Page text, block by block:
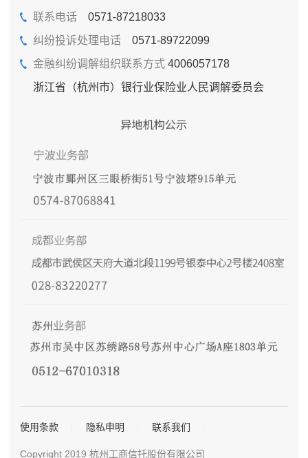
联系电话0571-87218033
纠纷投诉处理电话0571-89722099
金融纠纷调解组织联系方式4006057178
浙江省（杭州市）银行业保险业人民调解委员会
使用条款 隐私申明 联系我们
Copyright 2019 杭州工商信托股份有限公司